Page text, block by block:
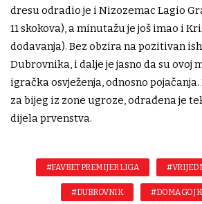
dresu odradio je i Nizozemac Lagio
11 skokova), a minutažu je još imao i
dodavanja). Bez obzira na pozitivan
Dubrovnika, i dalje je jasno da su ovoj
igračka osvježenja, odnosno
za bijeg iz zone ugroze, odrađena je
dijela prvenstva.
#FAVBET PREMIJER LIGA
#DUBROVNIK #DOMAGOJ